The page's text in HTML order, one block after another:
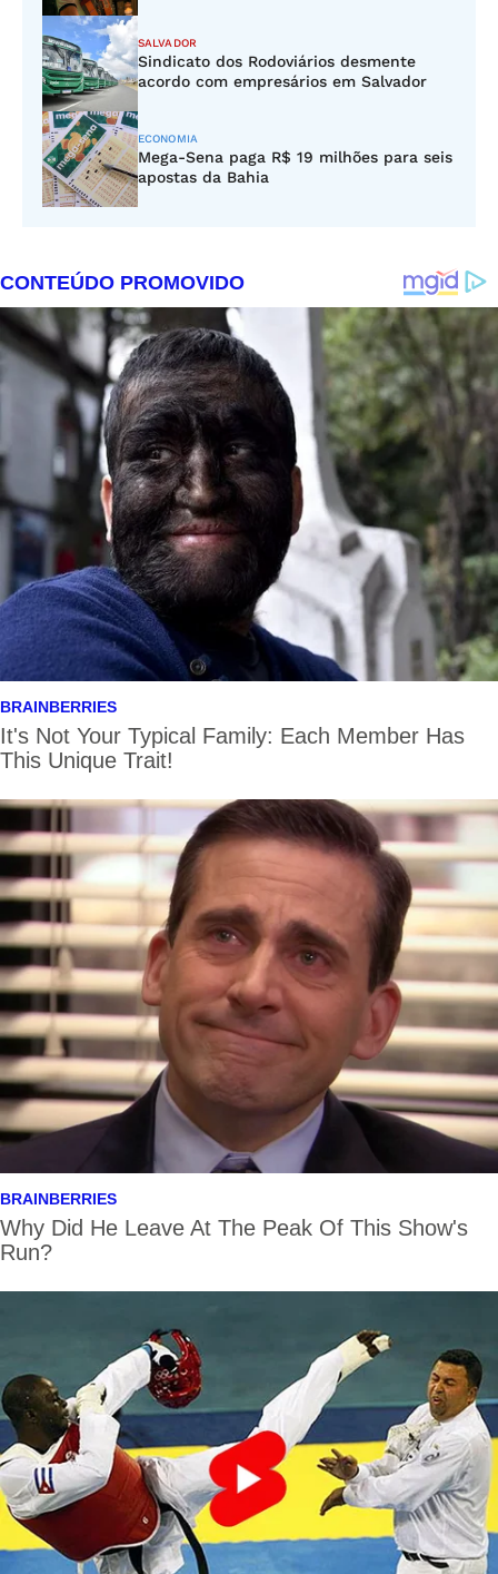
SALVADOR
Sindicato dos Rodoviários desmente
acordo com empresários em Salvador
ECONOMIA
Mega-Sena paga R$ 19 milhões para seis
apostas da Bahia